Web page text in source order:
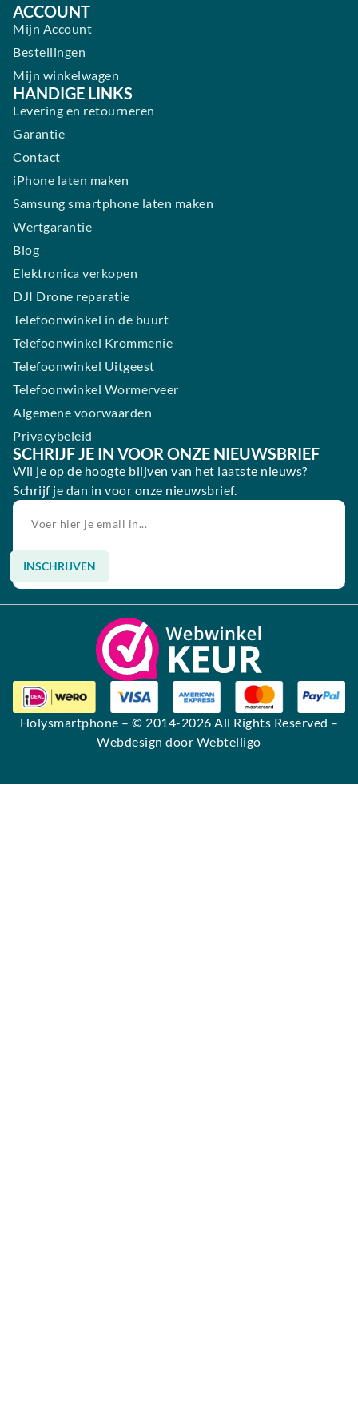
ACCOUNT
Mijn Account
Bestellingen
Mijn winkelwagen
HANDIGE LINKS
Levering en retourneren
Garantie
Contact
iPhone laten maken
Samsung smartphone laten maken
Wertgarantie
Blog
Elektronica verkopen
DJI Drone reparatie
Telefoonwinkel in de buurt
Telefoonwinkel Krommenie
Telefoonwinkel Uitgeest
Telefoonwinkel Wormerveer
Algemene voorwaarden
Privacybeleid
SCHRIJF JE IN VOOR ONZE NIEUWSBRIEF
Wil je op de hoogte blijven van het laatste nieuws?
Schrijf je dan in voor onze nieuwsbrief.
INSCHRIJVEN
Alternative:
Holysmartphone – © 2014-2026 All Rights Reserved –
Webdesign door Webtelligo